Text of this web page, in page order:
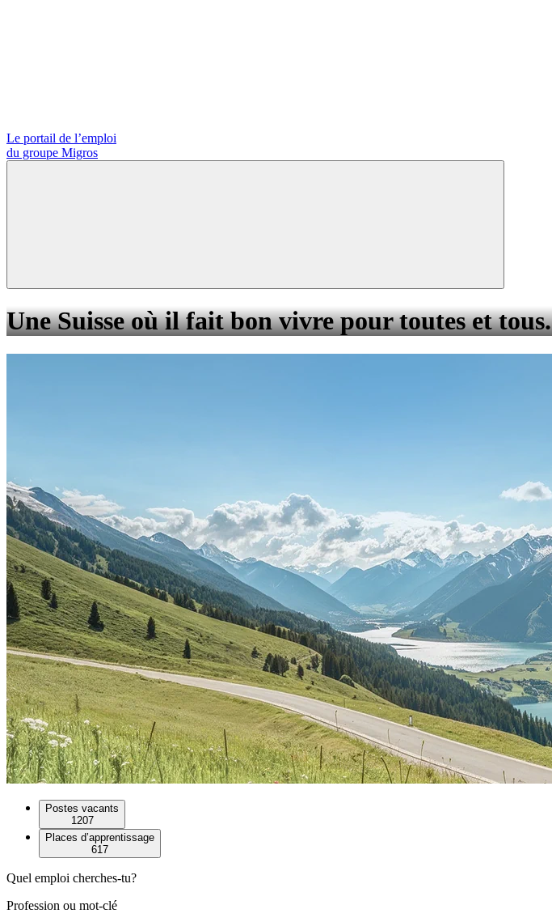
Le portail de l’emploi
du groupe Migros
Une Suisse où il fait bon vivre pour toutes et tous.
Postes vacants
1207
Places d’apprentissage
617
Quel emploi cherches-tu?
Profession ou mot-clé